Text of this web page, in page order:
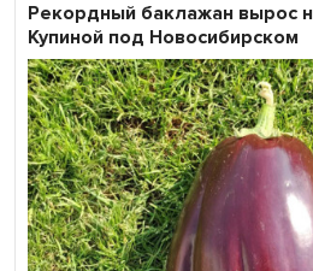
Рекордный баклажан вырос
Купиной под Новосибирском